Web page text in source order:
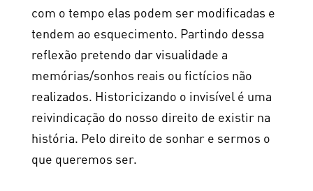
com o tempo elas podem ser modificadas e
tendem ao esquecimento. Partindo dessa
reflexão pretendo dar visualidade a
memórias/sonhos reais ou fictícios não
realizados. Historicizando o invisível é uma
reivindicação do nosso direito de existir na
história. Pelo direito de sonhar e sermos o
que queremos ser.